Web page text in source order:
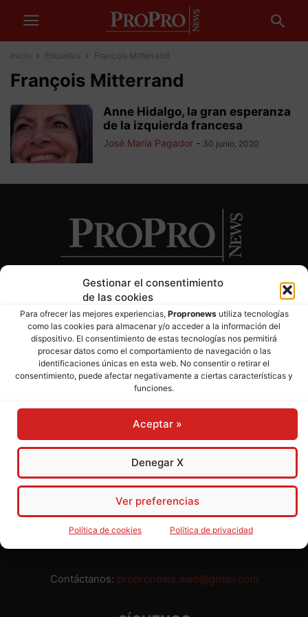
Gestionar el consentimiento
de las cookies
Para ofrecer las mejores experiencias, Propronewsutiliza tecnologías
como las cookies para almacenar y/o acceder a la información del
dispositivo. El consentimiento de estas tecnologías nos permitirá
procesar datos como el comportamiento de navegación o las
identificaciones únicas en esta web. No consentir o retirar el
consentimiento, puede afectar negativamente a ciertas características y
funciones.
Aceptar »
Denegar X
Ver preferencias
Política de cookies Política de privacidad
Inicio Etiquetas François Mitterrand
François Mitterrand
Anne Hidalgo, la gran esperanza
de la izquierda francesa
José María Pagador - 30 junio, 2020
SOBRE NOSOTROS
Director: José Mª Pagador- Subdirectora: Rosa Puch
José María Pagador Otero - Wikipedia
Para preservar nuestra independencia,
admite publicidad ni subvenciones o ayudas públicas o
privadas. Ninguno de nuestros directivos, redactores y
colaboradores percibe remuneración alguna. Realizamos
nuestro trabajo por amor al periodismo, a la verdad y a la
libertad y en solidaridad con la ciudadanía.
Usted puede colaborar con nosotros divulgando nuestro
periódico, compartiendo nuestros contenidos, sugiriendo temas
y comunicándonos cualquier injusticia o asunto de interés.
Contáctanos: propronews.web@gmail.com